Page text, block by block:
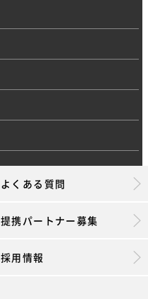
よくある質問
提携パートナー募集
採用情報